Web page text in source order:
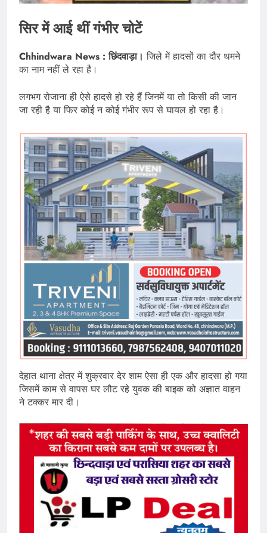
सिर में आई थीं गंभीर चोटें
Chhindwara News : छिंदवाड़ा। जिले में हादसों का दौर थमने
का नाम नहीं ले रहा है।
लगभग रोजाना ही ऐसे हादसे हो रहे हैं जिनमें या तो किसी की जान
जा रही है या फिर कोई न कोई गंभीर रूप से घायल हो रहा है।
देहात थाना क्षेत्र में शुक्रवार देर शाम ऐसा ही एक और हादसा हो गया
जिसमें काम से वापस घर लौट रहे युवक की बाइक को अज्ञात वाहन
ने टक्कर मार दी।